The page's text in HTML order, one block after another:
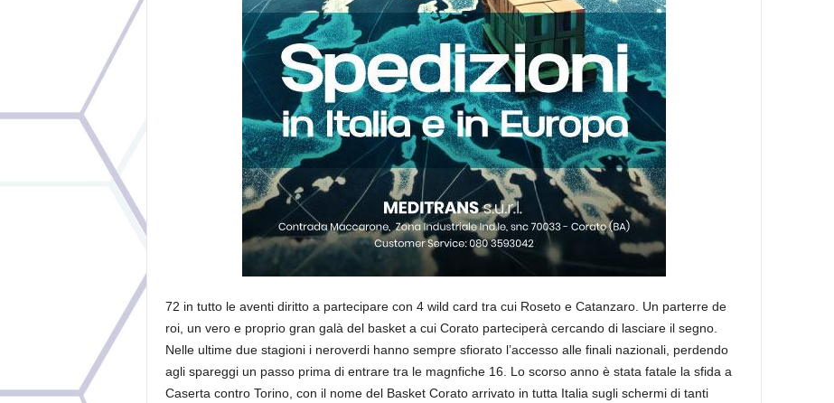
72 in tutto le aventi diritto a partecipare con 4 wild card tra cui Roseto e Catanzaro. Un parterre de
roi, un vero e proprio gran galà del basket a cui Corato parteciperà cercando di lasciare il segno.
Nelle ultime due stagioni i neroverdi hanno sempre sfiorato l’accesso alle finali nazionali, perdendo
agli spareggi un passo prima di entrare tra le magnfiche 16. Lo scorso anno è stata fatale la sfida a
Caserta contro Torino, con il nome del Basket Corato arrivato in tutta Italia sugli schermi di tanti